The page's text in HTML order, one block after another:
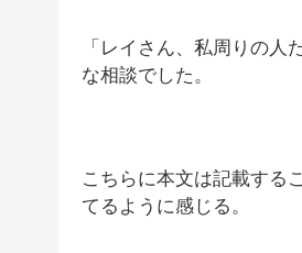
「レイさん、私周りの
な相談でした。
こちらに本文は記載する
てるように感じる。